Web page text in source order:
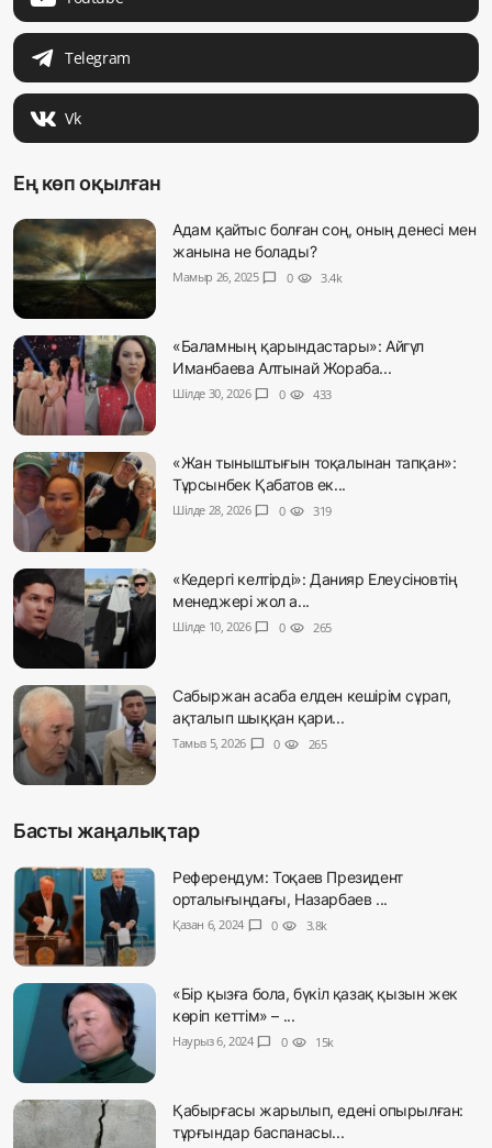
Telegram
Vk
Ең көп оқылған
Адам қайтыс болған соң, оның денесі мен
жанына не болады?
Мамыр 26, 2025 chat_bubble 0 visibility 3.4k
«Баламның қарындастары»: Айгүл
Иманбаева Алтынай Жораба...
Шілде 30, 2026 chat_bubble 0 visibility 433
«Жан тыныштығын тоқалынан тапқан»:
Тұрсынбек Қабатов ек...
Шілде 28, 2026 chat_bubble 0 visibility 319
«Кедергі келтірді»: Данияр Елеусіновтің
менеджері жол а...
Шілде 10, 2026 chat_bubble 0 visibility 265
Сабыржан асаба елден кешірім сұрап,
ақталып шыққан қари...
Тамыз 5, 2026 chat_bubble 0 visibility 265
Басты жаңалықтар
Референдум: Тоқаев Президент
орталығындағы, Назарбаев ...
Қазан 6, 2024 chat_bubble 0 visibility 3.8k
«Бір қызға бола, бүкіл қазақ қызын жек
көріп кеттім» – ...
Наурыз 6, 2024 chat_bubble 0 visibility 15k
Қабырғасы жарылып, едені опырылған:
тұрғындар баспанасы...